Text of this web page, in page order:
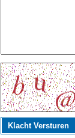
Klacht Versturen